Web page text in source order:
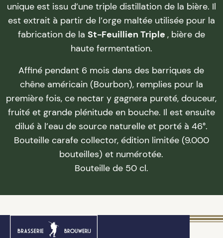
unique est issu d’une triple distillation de la bière. Il
est extrait à partir de l’orge maltée utilisée pour la
fabrication de la St-Feuillien Triple , bière de
haute fermentation.
Affiné pendant 6 mois dans des barriques de
chêne américain (Bourbon), remplies pour la
première fois, ce nectar y gagnera pureté, douceur,
fruité et grande plénitude en bouche. Il est ensuite
dilué à l’eau de source naturelle et porté à 46°.
Bouteille carafe collector, édition limitée (9.000
bouteilles) et numérotée.
Bouteille de 50 cl.